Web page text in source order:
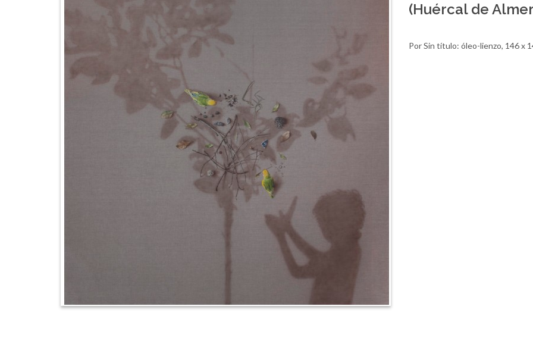
(Huércal de
Por Sin título: óleo-lienzo, 146 x